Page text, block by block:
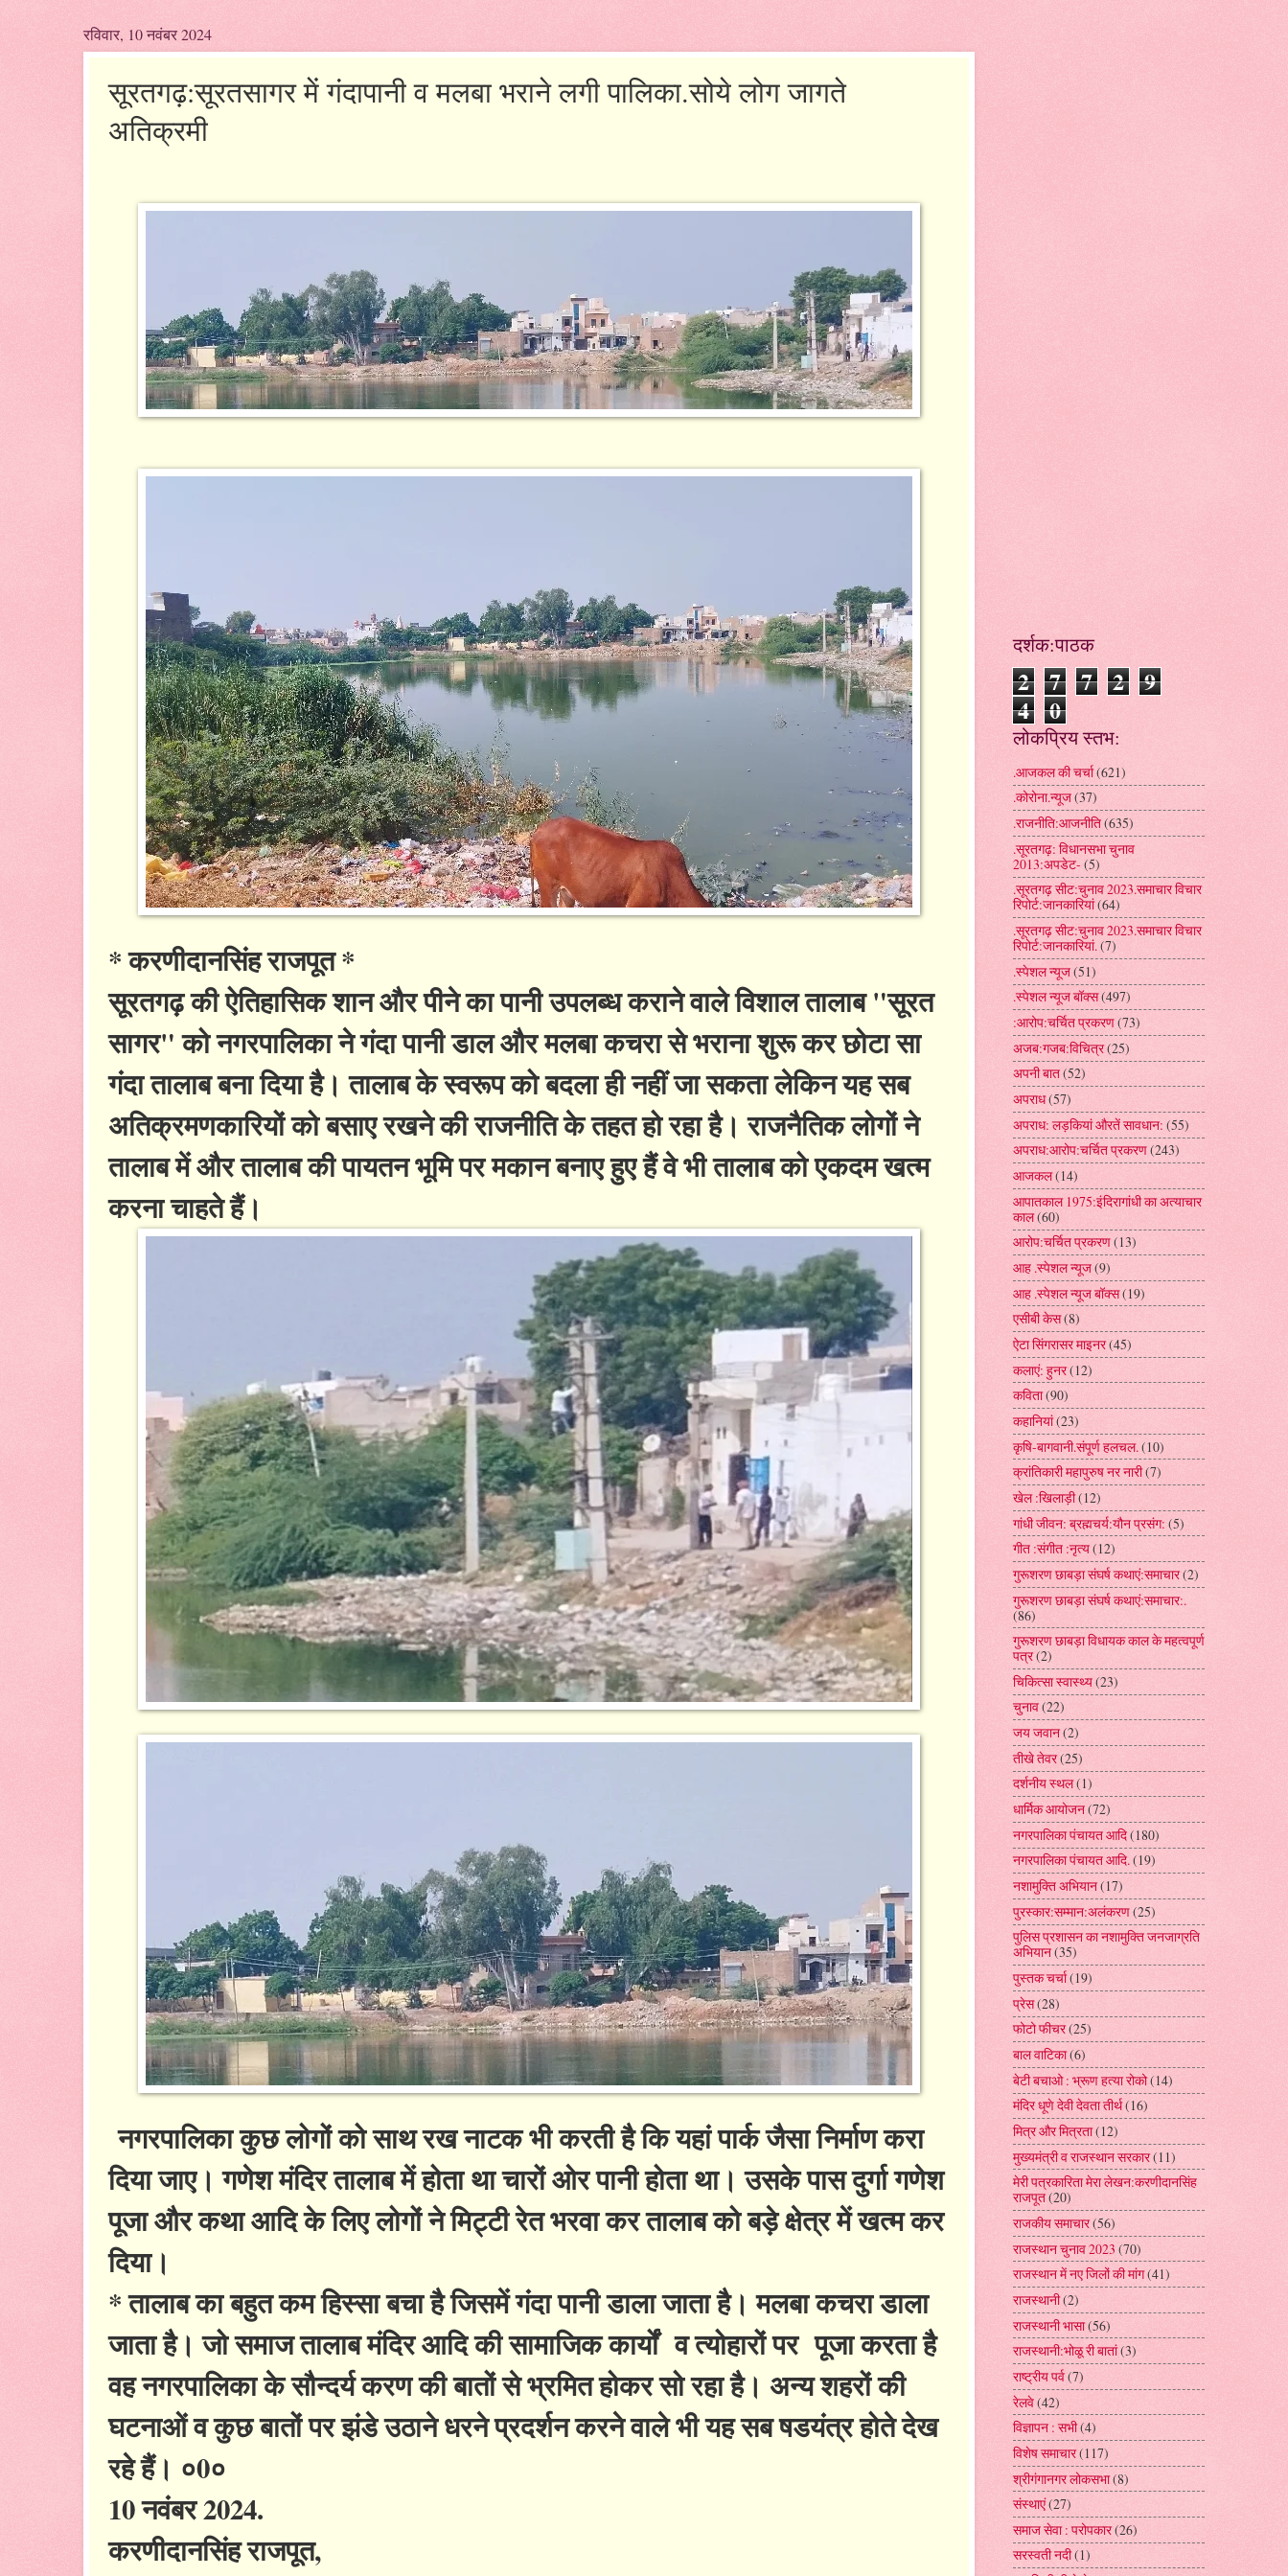
रविवार, 10 नवंबर 2024
सूरतगढ़:सूरतसागर में गंदापानी व मलबा भराने लगी पालिका.सोये लोग जागते
अतिक्रमी
* करणीदानसिंह राजपूत *
सूरतगढ़ की ऐतिहासिक शान और पीने का पानी उपलब्ध कराने वाले विशाल तालाब "सूरत
सागर" को नगरपालिका ने गंदा पानी डाल और मलबा कचरा से भराना शुरू कर छोटा सा
गंदा तालाब बना दिया है। तालाब के स्वरूप को बदला ही नहीं जा सकता लेकिन यह सब
अतिक्रमणकारियों को बसाए रखने की राजनीति के तहत हो रहा है। राजनैतिक लोगों ने
तालाब में और तालाब की पायतन भूमि पर मकान बनाए हुए हैं वे भी तालाब को एकदम खत्म
करना चाहते हैं।
नगरपालिका कुछ लोगों को साथ रख नाटक भी करती है कि यहां पार्क जैसा निर्माण करा
दिया जाए। गणेश मंदिर तालाब में होता था चारों ओर पानी होता था। उसके पास दुर्गा गणेश
पूजा और कथा आदि के लिए लोगों ने मिट्टी रेत भरवा कर तालाब को बड़े क्षेत्र में खत्म कर
दिया।
* तालाब का बहुत कम हिस्सा बचा है जिसमें गंदा पानी डाला जाता है। मलबा कचरा डाला
जाता है। जो समाज तालाब मंदिर आदि की सामाजिक कार्यों व त्योहारों पर पूजा करता है
वह नगरपालिका के सौन्दर्य करण की बातों से भ्रमित होकर सो रहा है। अन्य शहरों की
घटनाओं व कुछ बातों पर झंडे उठाने धरने प्रदर्शन करने वाले भी यह सब षडयंत्र होते देख
रहे हैं। ०0०
10 नवंबर 2024.
करणीदानसिंह राजपूत,
दर्शक:पाठक
2 7 7 2 9
4 0
लोकप्रिय स्तभ:
.आजकल की चर्चा(621)
.कोरोना.न्यूज(37)
.राजनीति:आजनीति(635)
.सूरतगढ़: विधानसभा चुनाव
2013:अपडेट- (5)
.सूरतगढ़ सीट:चुनाव 2023.समाचार विचार
रिपोर्ट:जानकारियां(64)
.सूरतगढ़ सीट:चुनाव 2023.समाचार विचार
रिपोर्ट:जानकारियां.(7)
.स्पेशल न्यूज(51)
.स्पेशल न्यूज बॉक्स(497)
:आरोप:चर्चित प्रकरण(73)
अजब:गजब:विचित्र(25)
अपनी बात(52)
अपराध(57)
अपराध: लड़कियां औरतें सावधान: (55)
अपराध:आरोप:चर्चित प्रकरण(243)
आजकल(14)
आपातकाल 1975:इंदिरागांधी का अत्याचार
काल(60)
आरोप:चर्चित प्रकरण(13)
आह .स्पेशल न्यूज(9)
आह .स्पेशल न्यूज बॉक्स(19)
एसीबी केस(8)
ऐटा सिंगरासर माइनर(45)
कलाएं: हुनर(12)
कविता(90)
कहानियां(23)
कृषि-बागवानी.संपूर्ण हलचल. (10)
क्रांतिकारी महापुरुष नर नारी(7)
खेल :खिलाड़ी(12)
गांधी जीवन: ब्रह्मचर्य:यौन प्रसंग: (5)
गीत :संगीत :नृत्य(12)
गुरूशरण छाबड़ा संघर्ष कथाएं:समाचार(2)
गुरूशरण छाबड़ा संघर्ष कथाएं:समाचार:.
(86)
गुरूशरण छाबड़ा विधायक काल के महत्वपूर्ण
पत्र(2)
चिकित्सा स्वास्थ्य(23)
चुनाव(22)
जय जवान(2)
तीखे तेवर(25)
दर्शनीय स्थल(1)
धार्मिक आयोजन(72)
नगरपालिका पंचायत आदि(180)
नगरपालिका पंचायत आदि.(19)
नशामुक्ति अभियान(17)
पुरस्कार:सम्मान:अलंकरण(25)
पुलिस प्रशासन का नशामुक्ति जनजाग्रति
अभियान(35)
पुस्तक चर्चा(19)
प्रेस(28)
फोटो फीचर(25)
बाल वाटिका(6)
बेटी बचाओ : भ्रूण हत्या रोको(14)
मंदिर धूणे देवी देवता तीर्थ(16)
मित्र और मित्रता(12)
मुख्यमंत्री व राजस्थान सरकार(11)
मेरी पत्रकारिता मेरा लेखन:करणीदानसिंह
राजपूत(20)
राजकीय समाचार(56)
राजस्थान चुनाव 2023 (70)
राजस्थान में नए जिलों की मांग(41)
राजस्थानी(2)
राजस्थानी भासा(56)
राजस्थानी:भोळू री बातां(3)
राष्ट्रीय पर्व(7)
रेलवे(42)
विज्ञापन : सभी(4)
विशेष समाचार(117)
श्रीगंगानगर लोकसभा(8)
संस्थाएं(27)
समाज सेवा : परोपकार(26)
सरस्वती नदी(1)